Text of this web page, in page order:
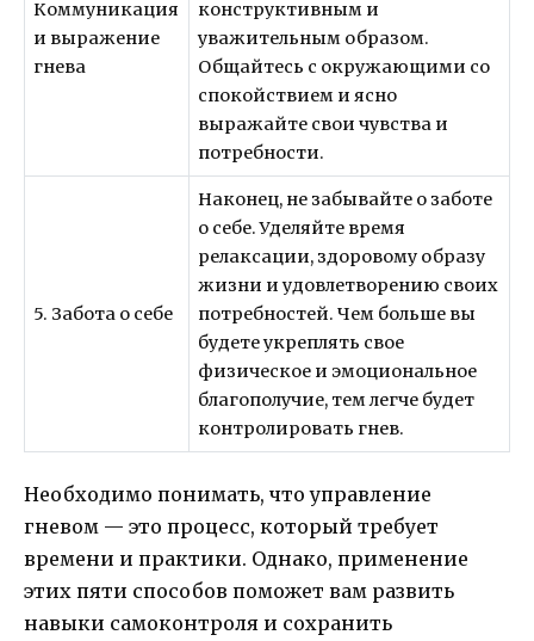
Коммуникация
и выражение
гнева
конструктивным и
уважительным образом.
Общайтесь с окружающими со
спокойствием и ясно
выражайте свои чувства и
потребности.
5. Забота о себе
Наконец, не забывайте о заботе
о себе. Уделяйте время
релаксации, здоровому образу
жизни и удовлетворению своих
потребностей. Чем больше вы
будете укреплять свое
физическое и эмоциональное
благополучие, тем легче будет
контролировать гнев.
Необходимо понимать, что управление
гневом — это процесс, который требует
времени и практики. Однако, применение
этих пяти способов поможет вам развить
навыки самоконтроля и сохранить